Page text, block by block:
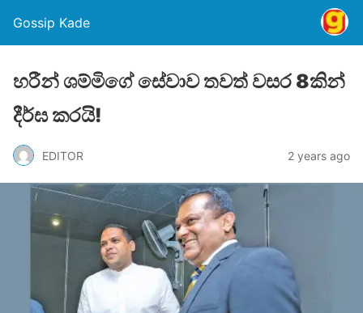
Gossip Kade
හරීන් ශම්මිගේ සේවාව තවත් වසර 8කින්
දීර්ඝ කරයි!
EDITOR 2 years ago